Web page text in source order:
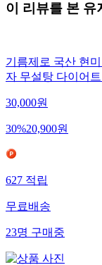
이 리뷰를 본 유
기름제로 국산 현
자 무설탕 다이어
30,000원
30%20,900원
627적립
무료배송
23명구매중